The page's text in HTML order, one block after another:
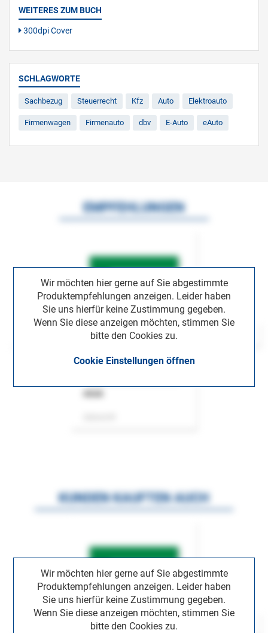
WEITERES ZUM BUCH
300dpi Cover
SCHLAGWORTE
Sachbezug Steuerrecht Kfz Auto Elektroauto
Firmenwagen Firmenauto dbv E-Auto eAuto
Wir möchten hier gerne auf Sie abgestimmte
Produktempfehlungen anzeigen. Leider haben
Sie uns hierfür keine Zustimmung gegeben.
Wenn Sie diese anzeigen möchten, stimmen Sie
bitte den Cookies zu.
Cookie Einstellungen öffnen
EMPFEHLUNGEN
Wir möchten hier gerne auf Sie abgestimmte
Produktempfehlungen anzeigen. Leider haben
Sie uns hierfür keine Zustimmung gegeben.
Wenn Sie diese anzeigen möchten, stimmen Sie
bitte den Cookies zu.
KUNDEN KAUFTEN AUCH